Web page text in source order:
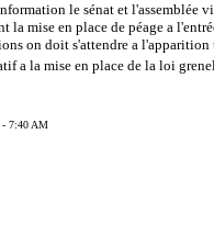
le sénat et l'assemblée
la mise en place de péage a
on doit s'attendre a l'apparition
a la mise en place de la loi
- 7:40 AM